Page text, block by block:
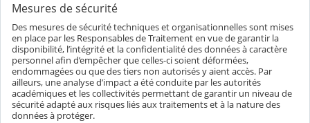
Mesures de sécurité
Des mesures de sécurité techniques et organisationnelles sont mises
en place par les Responsables de Traitement en vue de garantir la
disponibilité, l’intégrité et la confidentialité des données à caractère
personnel afin d’empêcher que celles-ci soient déformées,
endommagées ou que des tiers non autorisés y aient accès. Par
ailleurs, une analyse d’impact a été conduite par les autorités
académiques et les collectivités permettant de garantir un niveau de
sécurité adapté aux risques liés aux traitements et à la nature des
données à protéger.